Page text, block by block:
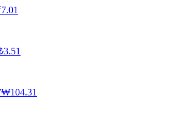
7.01
3.51
₩104.31